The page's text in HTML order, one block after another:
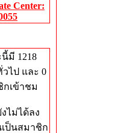
Center:
มี 1218
ไป และ 0
กเข้าชม
ไม่ได้ลง
เป็นสมาชิก